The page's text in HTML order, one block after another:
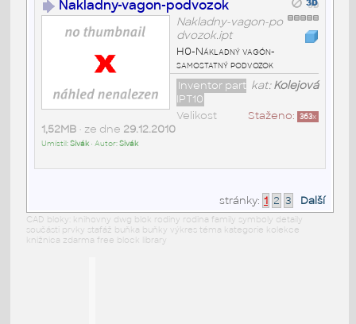
Nakladny-vagon-podvozok
Nakladny-vagon-po
dvozok.ipt
H0-Nákladný vagón-
samostatný podvozok
kat:Kolejová
Inventor part
IPT10
Staženo: 363x
Velikost
1,52MB• ze dne 29.12.2010
Umístil:Sivák• Autor:Sivák
stránky: 1 2 3 Další
CAD bloky: knihovny dwg blok rodiny rodina family symboly detaily
součásti prvky stafáž buňka buňky výkres téma kategorie kolekce
knižnica zdarma free block library